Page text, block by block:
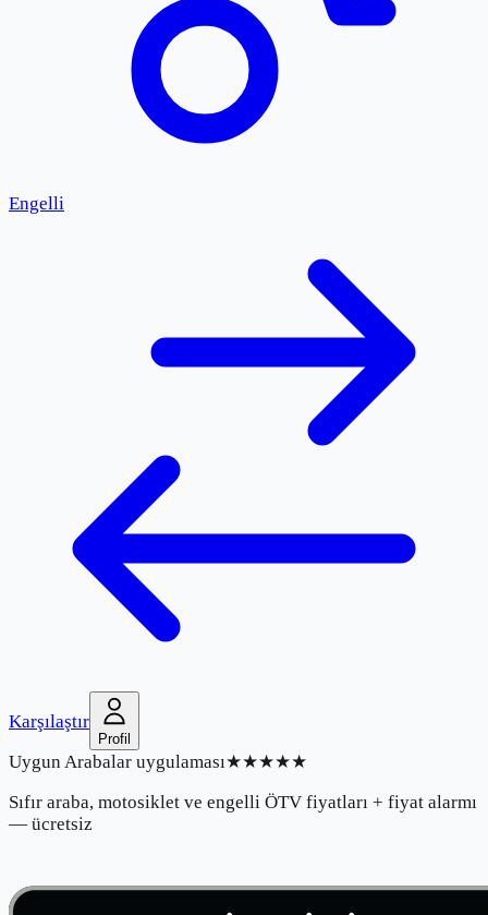
Engelli
Karşılaştır
Profil
Uygun Arabalar uygulaması★★★★★
Sıfır araba, motosiklet ve engelli ÖTV fiyatları + fiyat alarmı
— ücretsiz